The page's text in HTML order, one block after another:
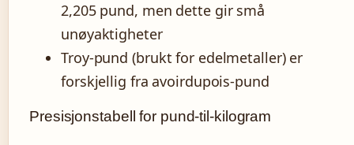
2,205 pund, men dette gir små
unøyaktigheter
Troy-pund (brukt for edelmetaller) er
forskjellig fra avoirdupois-pund
Presisjonstabell for pund-til-kilogram